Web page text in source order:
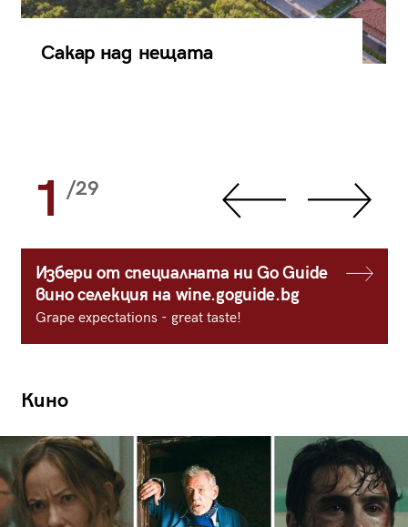
Сакар над нещата
1 /29
Избери от специалната ни Go Guide
вино селекция на wine.goguide.bg
Grape expectations - great taste!
Кино